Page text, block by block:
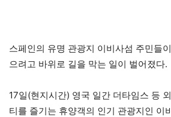
스페인의 유명 관광지 이비사섬 주민들
으려고 바위로 길을 막는 일이 벌어졌다.
17일(현지시간) 영국 일간 더타임스 등
티를 즐기는 휴양객의 인기 관광지인 이